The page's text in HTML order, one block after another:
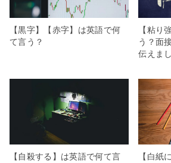
【黒字】【赤字】は英語で何
て言う？
【粘り
う？面
伝えま
【自殺する】は英語で何て言
【白紙